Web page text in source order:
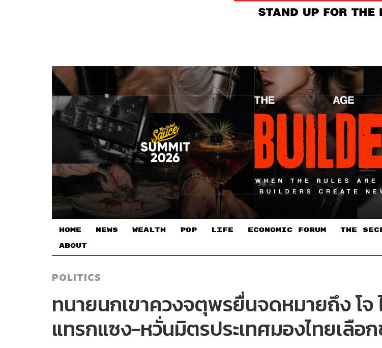
HOME NEWS WEALTH POP LIFE ECONOMIC FORUM THE
ABOUT
POLITICS
ทนายนกเขาควงจตุพรยื่นจดหมายถึง โ
แทรกแซง-หวั่นมิตรประเทศมองไทยเลือ